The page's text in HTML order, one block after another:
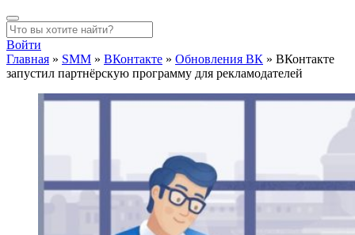
Войти
Главная » SMM » ВКонтакте » Обновления ВК » ВКонтакте
запустил партнёрскую программу для рекламодателей